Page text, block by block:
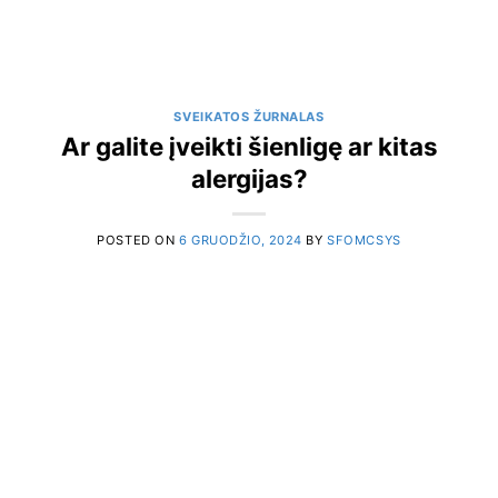
SVEIKATOS ŽURNALAS
Ar galite įveikti šienligę ar kitas
alergijas?
POSTED ON 6 GRUODŽIO, 2024 BYSFOMCSYS